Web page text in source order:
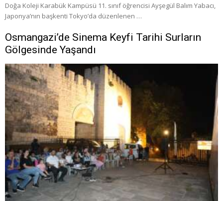
Doğa Koleji Karabük Kampüsü 11. sınıf öğrencisi Ayşegül Balım Yabacı,
Japonya’nın başkenti Tokyo’da düzenlenen …
Osmangazi’de Sinema Keyfi Tarihi Surların
Gölgesinde Yaşandı